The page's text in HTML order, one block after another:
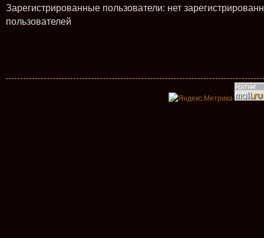
Зарегистрированные пользователи: нет
пользователей